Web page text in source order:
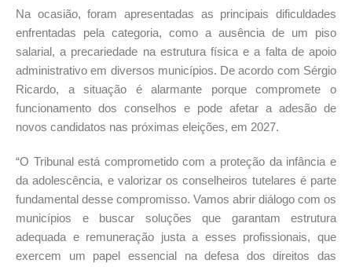
Na ocasião, foram apresentadas as principais dificuldades
enfrentadas pela categoria, como a ausência de um piso
salarial, a precariedade na estrutura física e a falta de apoio
administrativo em diversos municípios. De acordo com Sérgio
Ricardo, a situação é alarmante porque compromete o
funcionamento dos conselhos e pode afetar a adesão de
novos candidatos nas próximas eleições, em 2027.
“O Tribunal está comprometido com a proteção da infância e
da adolescência, e valorizar os conselheiros tutelares é parte
fundamental desse compromisso. Vamos abrir diálogo com os
municípios e buscar soluções que garantam estrutura
adequada e remuneração justa a esses profissionais, que
exercem um papel essencial na defesa dos direitos das